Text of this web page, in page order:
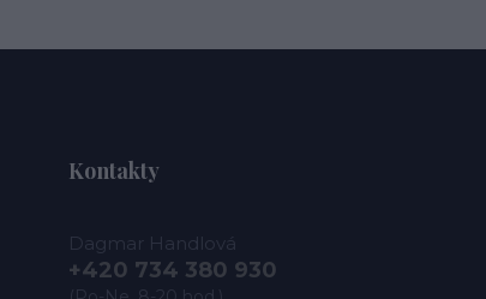
Kontakty
Dagmar Handlová
+420 734 380 930